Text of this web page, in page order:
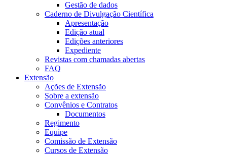
Gestão de dados
Caderno de Divulgação Científica
Apresentação
Edição atual
Edições anteriores
Expediente
Revistas com chamadas abertas
FAQ
Extensão
Ações de Extensão
Sobre a extensão
Convênios e Contratos
Documentos
Regimento
Equipe
Comissão de Extensão
Cursos de Extensão